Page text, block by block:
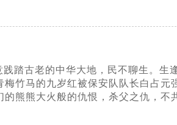
踏古老的中华大地，民不聊生。
竹马的九岁红被保安队队长白占
熊熊大火般的仇恨，杀父之仇，